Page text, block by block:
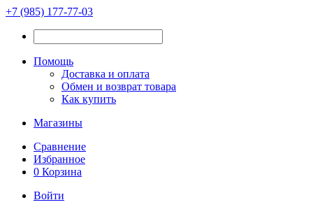
+7 (985) 177-77-03
Помощь
Доставка и оплата
Обмен и возврат товара
Как купить
Магазины
Сравнение
Избранное
0 Корзина
Войти